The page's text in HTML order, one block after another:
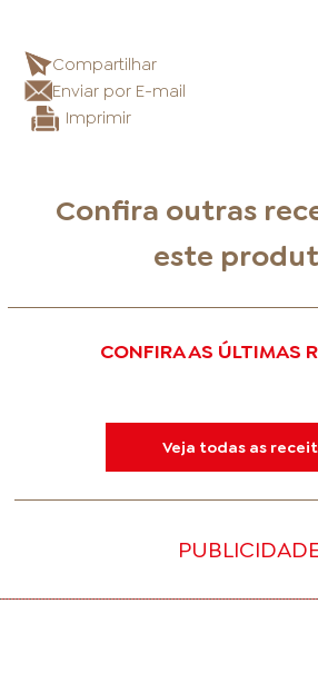
Compartilhar
Enviar por E-mail
Imprimir
Confira outras
este
CONFIRA AS ÚLTIMAS
Veja todas as